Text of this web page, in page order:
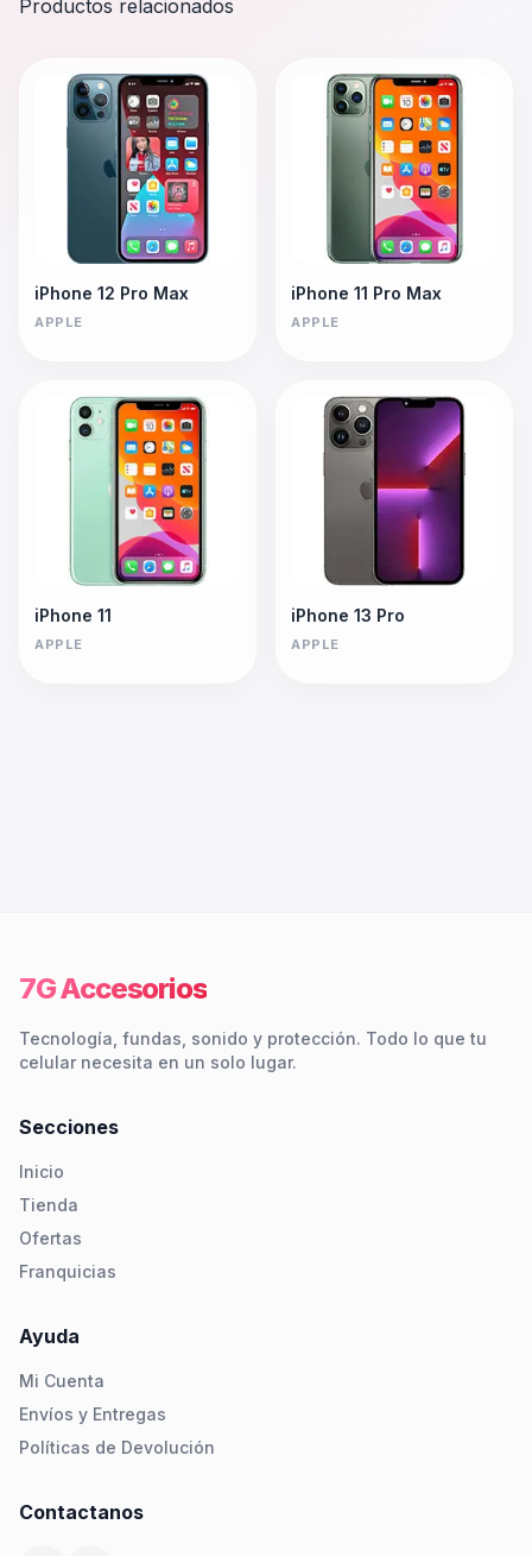
Productos relacionados
iPhone 12 Pro Max
APPLE
iPhone 11 Pro Max
APPLE
iPhone 11
APPLE
iPhone 13 Pro
APPLE
7G Accesorios
Tecnología, fundas, sonido y protección. Todo lo que tu
celular necesita en un solo lugar.
Secciones
Inicio
Tienda
Ofertas
Franquicias
Ayuda
Mi Cuenta
Envíos y Entregas
Políticas de Devolución
Contactanos